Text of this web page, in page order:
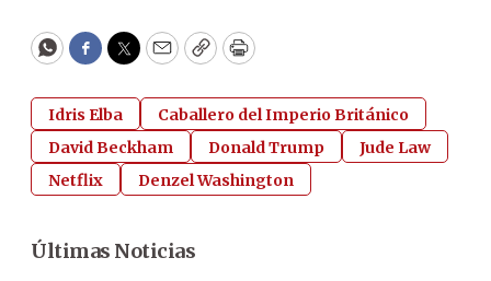
WhatsApp
Facebook
Twitter
EmailCopyPrint
Idris Elba
Caballero del Imperio Británico
David Beckham
Donald Trump
Jude Law
Netflix
Denzel Washington
Últimas Noticias